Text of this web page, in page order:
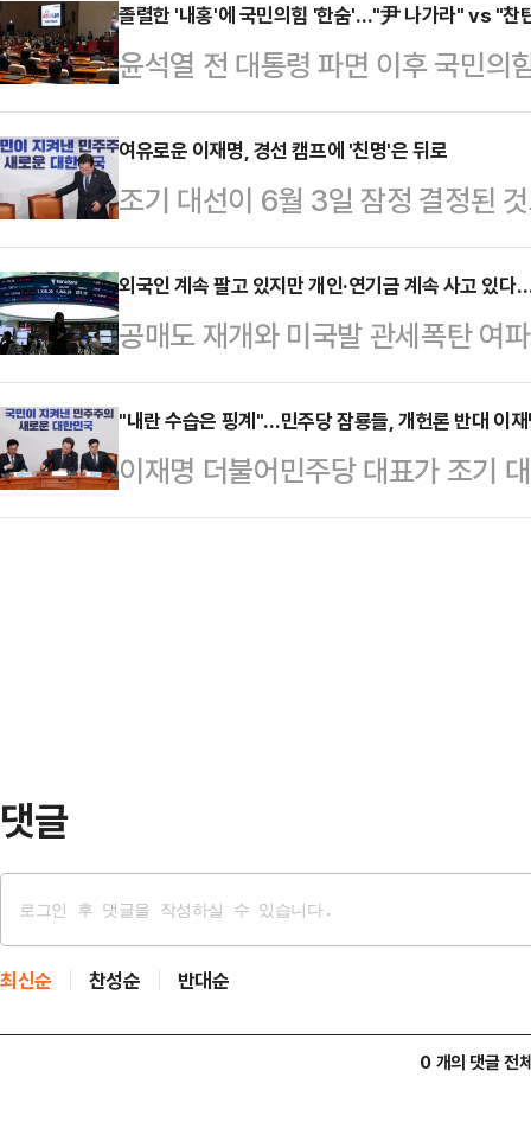
질적·절차적 요건을 갖추지 못한
등을 지시했다면 직권남용에 해당
다. 또한 전문가들은 수사기관의 체
해 혐의로 경찰의 구속영장 신청
르면 경찰 비상계엄 특별수사단(특
행방해 혐의로 입건해 수사 …
졸렬한 '내홍'에 국민의힘 '한숨'…"尹 나가라" vs "찬
윤석열 전 대통령 파면 이후 국민의
도 채 남지 않은 조기대선을 앞두고
표에 맞서도 모자랄 판에 책임론이
양새다.이에 당내 중립지대에 있단
찬성)파와 반탄(탄핵 반대)파 모두
국민 시선에서 더 멀어질 것이란 우
표는 7일 비상대책위원회의에서 윤
오가는 데 대해 …
여유로운 이재명, 경선 캠프에 '친명'은 뒤로
조기 대선이 6월 3일 잠정 결정된
통령 후보 이재명) 기류 속에서 이
을 보이고 있다. 이 대표는 경선 캠
까지 '중도확장성'을 부각할 것으로
대통령 권한대행 국무총리는 8일
정할 것으로 보인다. 이 대표는 빠
의에서 당대표직 사퇴를 발표하고
다.'이재명 경…
외국인 계속 팔고 있지만 개인·연기금
공매도 재개와 미국발 관세폭탄 여
있지만, 개인과 연기금은 매수 고삐
등 가능성과 주력 산업의 실적 개선
로 풀이된다.7일 한국거래소에 따
인은 2조985억원을 팔아치웠다.
"내란 수습은 핑계"…민주당 잠룡들, 개헌론 반대 이
이재명 더불어민주당 대표가 조기
추진하자는 당내 잠룡들의 공통 제
댓글
최신순 찬성순 반대순
0 개의 댓글 전